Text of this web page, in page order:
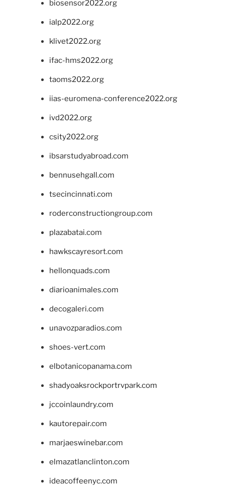
biosensor2022.org
ialp2022.org
klivet2022.org
ifac-hms2022.org
taoms2022.org
iias-euromena-conference2022.org
ivd2022.org
csity2022.org
ibsarstudyabroad.com
bennusehgall.com
tsecincinnati.com
roderconstructiongroup.com
plazabatai.com
hawkscayresort.com
hellonquads.com
diarioanimales.com
decogaleri.com
unavozparadios.com
shoes-vert.com
elbotanicopanama.com
shadyoaksrockportrvpark.com
jccoinlaundry.com
kautorepair.com
marjaeswinebar.com
elmazatlanclinton.com
ideacoffeenyc.com